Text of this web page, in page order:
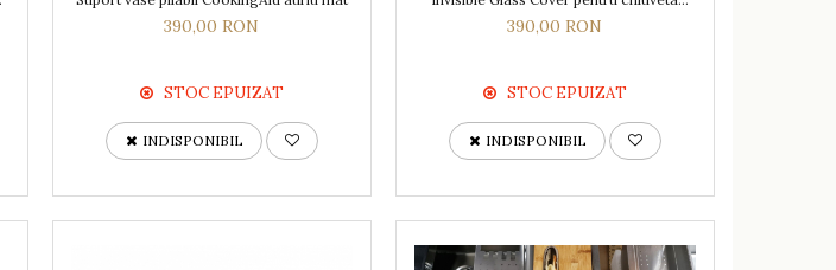
390,00 RON
STOC EPUIZAT
INDISPONIBIL
CookingAid Invisible 40R si pentru alte
chiuvete
390,00 RON
STOC EPUIZAT
INDISPONIBIL